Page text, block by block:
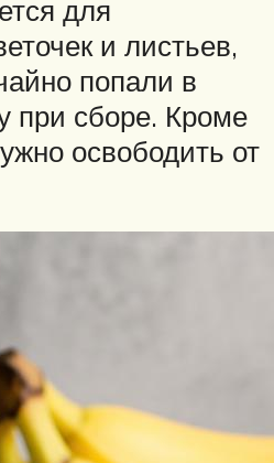
для
и листьев,
попали в
при сборе. Кроме
освободить от